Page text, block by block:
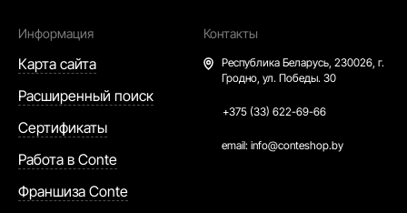
Информация
Карта сайта
Расширенный поиск
Сертификаты
Работа в Conte
Франшиза Conte
Контакты
Республика Беларусь, 230026, г.
Гродно, ул. Победы. 30
+375 (33) 622-69-66
email: info@conteshop.by